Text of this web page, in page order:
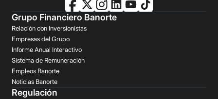
Grupo Financiero Banorte
Relación con Inversionistas
Empresas del Grupo
Informe Anual Interactivo
Sistema de Remuneración
Empleos Banorte
Noticias Banorte
Regulación